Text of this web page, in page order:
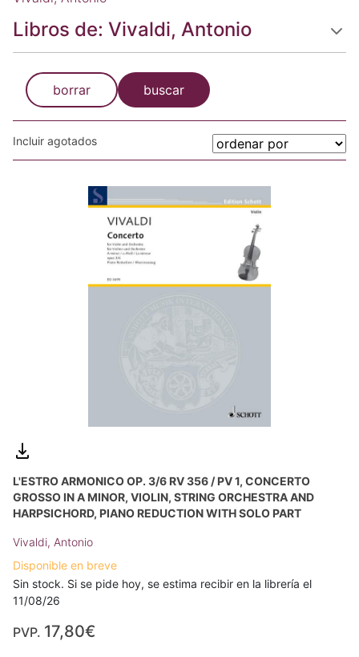
Libros de: Vivaldi, Antonio
borrar buscar
Incluir agotados
L'ESTRO ARMONICO OP. 3/6 RV 356 / PV 1, CONCERTO
GROSSO IN A MINOR, VIOLIN, STRING ORCHESTRA AND
HARPSICHORD, PIANO REDUCTION WITH SOLO PART
Vivaldi, Antonio
Disponible en breve
Sin stock. Si se pide hoy, se estima recibir en la librería el
11/08/26
PVP. 17,80€